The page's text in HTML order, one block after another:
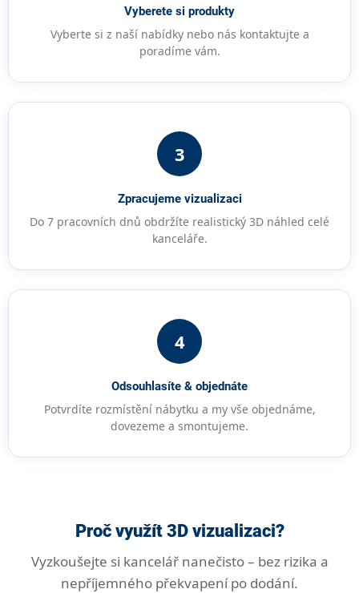
Vyberete si produkty
Vyberte si z naší nabídky nebo nás kontaktujte a
poradíme vám.
3
Zpracujeme vizualizaci
Do 7 pracovních dnů obdržíte realistický 3D náhled celé
kanceláře.
4
Odsouhlasíte & objednáte
Potvrdíte rozmístění nábytku a my vše objednáme,
dovezeme a smontujeme.
Proč využít 3D vizualizaci?
Vyzkoušejte si kancelář nanečisto – bez rizika a
nepříjemného překvapení po dodání.